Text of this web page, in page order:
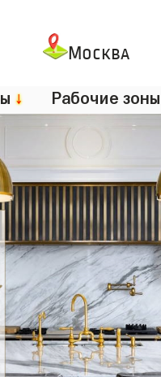
Москва
↓ Рабочие зоны